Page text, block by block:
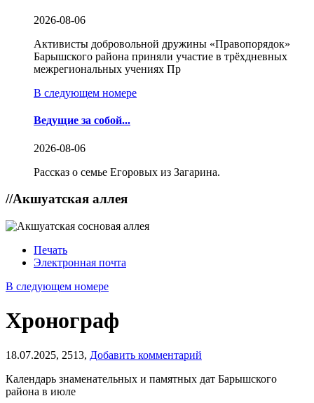
2026-08-06
Активисты добровольной дружины «Правопорядок»
Барышского района приняли участие в трёхдневных
межрегиональных учениях Пр
В следующем номере
Ведущие за собой...
2026-08-06
Рассказ о семье Егоровых из Загарина.
//Акшуатская аллея
Печать
Электронная почта
В следующем номере
Хронограф
18.07.2025, 2513, Добавить комментарий
Календарь знаменательных и памятных дат Барышского
района в июле